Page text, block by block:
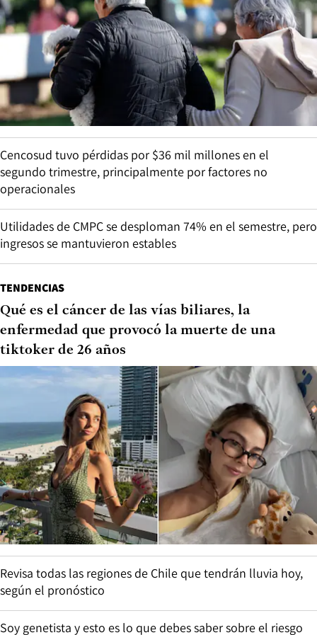
Cencosud tuvo pérdidas por $36 mil millones en el
segundo trimestre, principalmente por factores no
operacionales
Utilidades de CMPC se desploman 74% en el semestre, pero
ingresos se mantuvieron estables
TENDENCIAS
Qué es el cáncer de las vías biliares, la
enfermedad que provocó la muerte de una
tiktoker de 26 años
Revisa todas las regiones de Chile que tendrán lluvia hoy,
según el pronóstico
Soy genetista y esto es lo que debes saber sobre el riesgo